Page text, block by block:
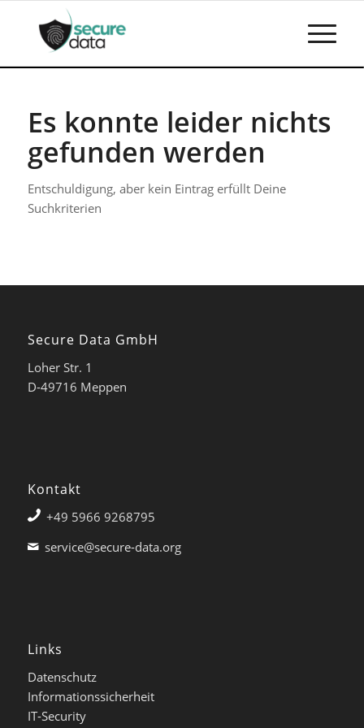
Es konnte leider nichts
gefunden werden
Entschuldigung, aber kein Eintrag erfüllt Deine
Suchkriterien
Secure Data GmbH
Loher Str. 1
D-49716 Meppen
Kontakt
+49 5966 9268795
service@secure-data.org
Links
Datenschutz
Informationssicherheit
IT-Security